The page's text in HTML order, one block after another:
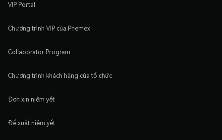
VIP Portal
Chương trình VIP của Phemex
Collaborator Program
Chương trình khách hàng của tổ chức
Đơn xin niêm yết
Đề xuất niêm yết